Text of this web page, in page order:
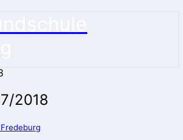
2018
Fredeburg